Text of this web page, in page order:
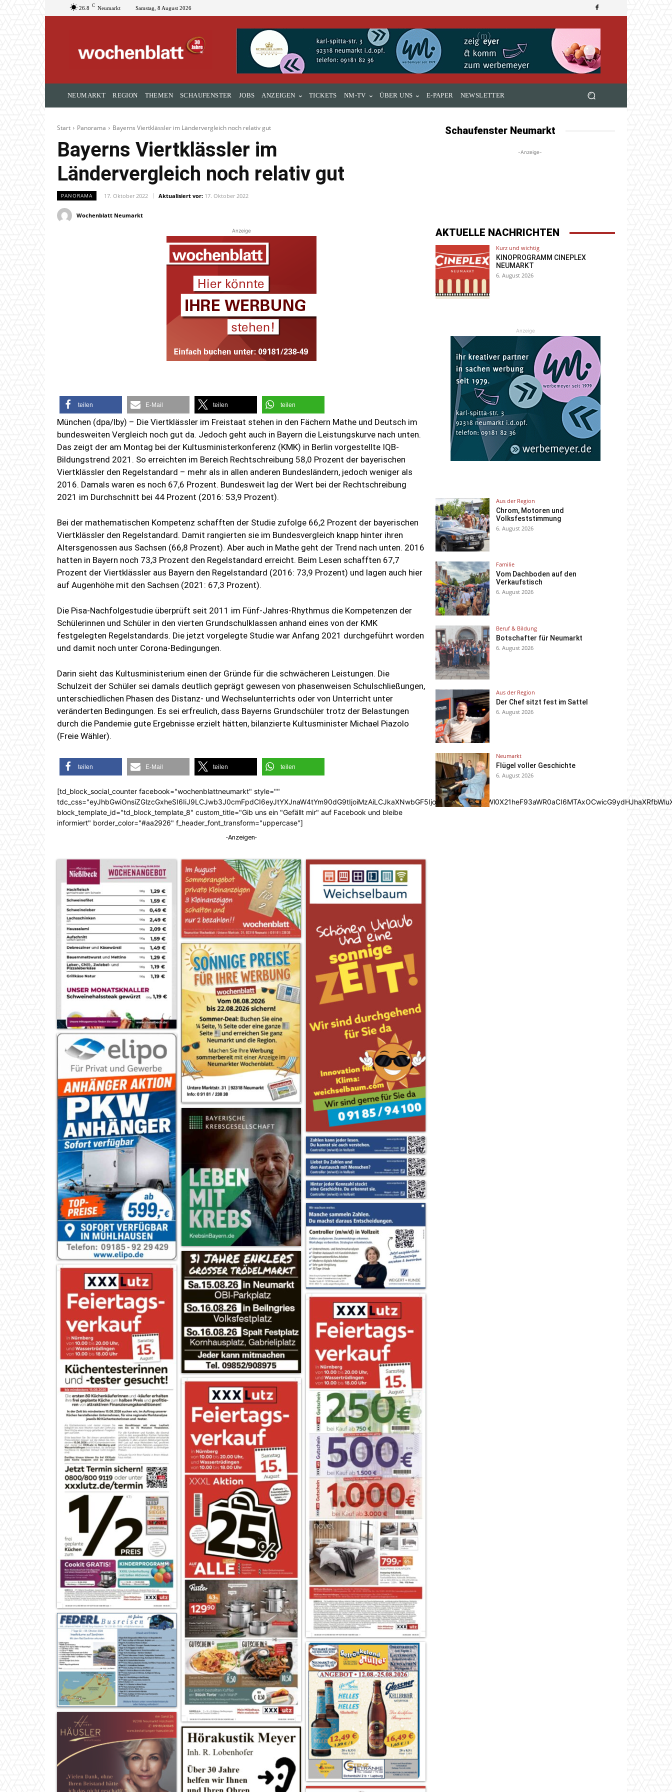
26.8 C Neumarkt Samstag, 8 August 2026
NEUMARKT REGION THEMEN SCHAUFENSTER JOBS ANZEIGEN TICKETS NM-TV ÜBER UNS E-PAPER NEWSLETTER
Start Panorama Bayerns Viertklässler im Ländervergleich noch relativ gut
Bayerns Viertklässler im
Ländervergleich noch relativ gut
PANORAMA 17. Oktober 2022 Aktualisiert vor: 17. Oktober 2022
Wochenblatt Neumarkt
Schaufenster Neumarkt
-Anzeige-
Anzeige
teilen E-Mail teilen teilen
München (dpa/lby) – Die Viertklässler im Freistaat stehen in den Fächern Mathe und Deutsch im
bundesweiten Vergleich noch gut da. Jedoch geht auch in Bayern die Leistungskurve nach unten.
Das zeigt der am Montag bei der Kultusministerkonferenz (KMK) in Berlin vorgestellte IQB-
Bildungstrend 2021. So erreichten im Bereich Rechtschreibung 58,0 Prozent der bayerischen
Viertklässler den Regelstandard – mehr als in allen anderen Bundesländern, jedoch weniger als
2016. Damals waren es noch 67,6 Prozent. Bundesweit lag der Wert bei der Rechtschreibung
2021 im Durchschnitt bei 44 Prozent (2016: 53,9 Prozent).
Bei der mathematischen Kompetenz schafften der Studie zufolge 66,2 Prozent der bayerischen
Viertklässler den Regelstandard. Damit rangierten sie im Bundesvergleich knapp hinter ihren
Altersgenossen aus Sachsen (66,8 Prozent). Aber auch in Mathe geht der Trend nach unten. 2016
hatten in Bayern noch 73,3 Prozent den Regelstandard erreicht. Beim Lesen schafften 67,7
Prozent der Viertklässler aus Bayern den Regelstandard (2016: 73,9 Prozent) und lagen auch hier
auf Augenhöhe mit den Sachsen (2021: 67,3 Prozent).
Die Pisa-Nachfolgestudie überprüft seit 2011 im Fünf-Jahres-Rhythmus die Kompetenzen der
Schülerinnen und Schüler in den vierten Grundschulklassen anhand eines von der KMK
festgelegten Regelstandards. Die jetzt vorgelegte Studie war Anfang 2021 durchgeführt worden
und damit noch unter Corona-Bedingungen.
Darin sieht das Kultusministerium einen der Gründe für die schwächeren Leistungen. Die
Schulzeit der Schüler sei damals deutlich geprägt gewesen von phasenweisen Schulschließungen,
unterschiedlichen Phasen des Distanz- und Wechselunterrichts oder von Unterricht unter
veränderten Bedingungen. Es sei erfreulich, dass Bayerns Grundschüler trotz der Belastungen
durch die Pandemie gute Ergebnisse erzielt hätten, bilanzierte Kultusminister Michael Piazolo
(Freie Wähler).
teilen E-Mail teilen teilen
[td_block_social_counter facebook="wochenblattneumarkt" style=""
block_template_id="td_block_template_8" custom_title="Gib uns ein "Gefällt mir" auf Facebook und bleibe
informiert" border_color="#aa2926" f_header_font_transform="uppercase"]
-Anzeigen-
AKTUELLE NACHRICHTEN
Kurz und wichtig
KINOPROGRAMM CINEPLEX
NEUMARKT
6. August 2026
Anzeige
Aus der Region
Chrom, Motoren und
Volksfeststimmung
6. August 2026
Familie
Vom Dachboden auf den
Verkaufstisch
6. August 2026
Beruf & Bildung
Botschafter für Neumarkt
6. August 2026
Aus der Region
Der Chef sitzt fest im Sattel
6. August 2026
Neumarkt
Flügel voller Geschichte
6. August 2026